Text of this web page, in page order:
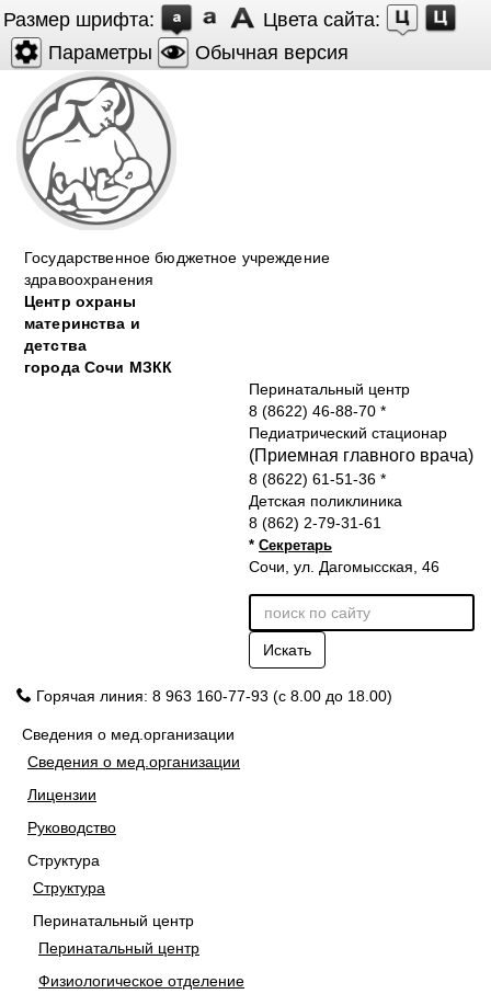
Размер шрифта:
Цвета сайта:
Параметры
Обычная версия
Государственное бюджетное учреждение
здравоохранения
Центр охраны
материнства и
детства
города Cочи МЗКК
Перинатальный центр
8 (8622) 46-88-70 *
Педиатрический стационар
(Приемная главного врача)
8 (8622) 61-51-36 *
Детская поликлиника
8 (862) 2-79-31-61
* Секретарь
Сочи, ул. Дагомысская, 46
Искать
Горячая линия: 8 963 160-77-93 (с 8.00 до 18.00)
Сведения о мед.организации
Сведения о мед.организации
Лицензии
Руководство
Структура
Структура
Перинатальный центр
Перинатальный центр
Физиологическое отделение